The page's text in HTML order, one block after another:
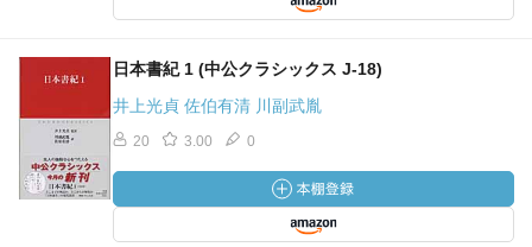
日本書紀 1 (中公クラシックス J-18)
井上光貞 佐伯有清 川副武胤
20 3.00 0